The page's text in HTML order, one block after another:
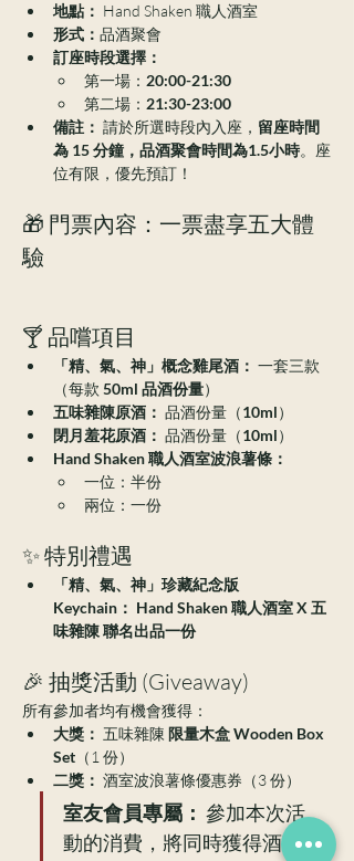
地點： Hand Shaken 職人酒室
形式： 品酒聚會
訂座時段選擇：
第一場： 20:00-21:30
第二場： 21:30-23:00
備註： 請於所選時段內入座， 留座時間
為 15 分鐘，品酒聚會時間為1.5小時。座
位有限，優先預訂！
🎁 門票內容：一票盡享五大體
驗
🍸 品嚐項目
「精、氣、神」概念雞尾酒： 一套三款
（每款 50ml 品酒份量）
五味雜陳原酒： 品酒份量（10ml）
閉月羞花原酒： 品酒份量（10ml）
Hand Shaken 職人酒室波浪薯條：
一位：半份
兩位：一份
✨ 特別禮遇
「精、氣、神」珍藏紀念版
Keychain： Hand Shaken 職人酒室 X 五
味雜陳聯名出品一份
🎉 抽獎活動 (Giveaway)
所有參加者均有機會獲得：
大獎： 五味雜陳 限量木盒 Wooden Box
Set （1 份）
二獎： 酒室波浪薯條優惠券（3 份）
室友會員專屬： 參加本次活
動的消費，將同時獲得酒室